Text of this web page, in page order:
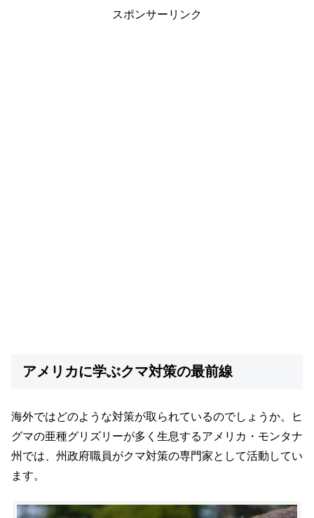
スポンサーリンク
アメリカに学ぶクマ対策の最前線
海外ではどのような対策が取られているのでしょうか。ヒ
グマの亜種グリズリーが多く生息するアメリカ・モンタナ
州では、州政府職員がクマ対策の専門家として活動してい
ます。